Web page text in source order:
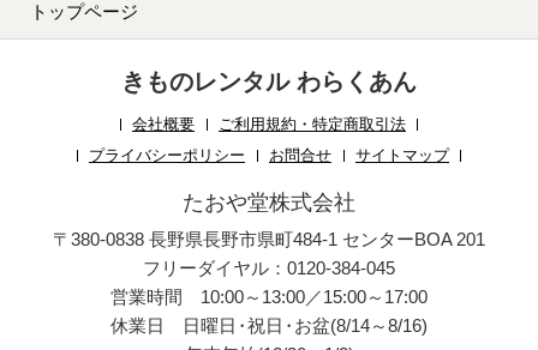
トップページ
きものレンタル わらくあん
会社概要
ご利用規約・特定商取引法
プライバシーポリシー
お問合せ サイトマップ
たおや堂株式会社
〒380-0838 長野県長野市県町484-1 センターBOA 201
フリーダイヤル：0120-384-045
営業時間 10:00～13:00／15:00～17:00
休業日 日曜日 ・祝日 ・お盆(8/14～8/16)